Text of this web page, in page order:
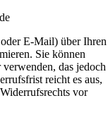
E-Mail) über Ihren
Sie können
das jedoch
reicht es aus,
vor